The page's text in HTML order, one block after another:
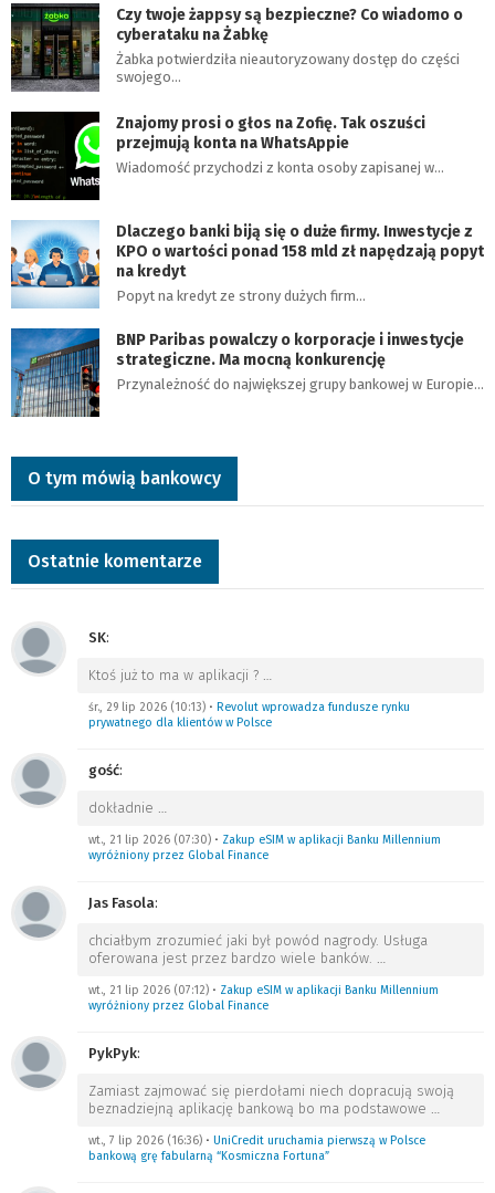
Czy twoje żappsy są bezpieczne? Co wiadomo o
cyberataku na Żabkę
Żabka potwierdziła nieautoryzowany dostęp do części
swojego…
Znajomy prosi o głos na Zofię. Tak oszuści
przejmują konta na WhatsAppie
Wiadomość przychodzi z konta osoby zapisanej w…
Dlaczego banki biją się o duże firmy. Inwestycje z
KPO o wartości ponad 158 mld zł napędzają popyt
na kredyt
Popyt na kredyt ze strony dużych firm…
BNP Paribas powalczy o korporacje i inwestycje
strategiczne. Ma mocną konkurencję
Przynależność do największej grupy bankowej w Europie…
O tym mówią bankowcy
Ostatnie komentarze
SK:
Ktoś już to ma w aplikacji ? …
śr., 29 lip 2026 (10:13) • Revolut wprowadza fundusze rynku
prywatnego dla klientów w Polsce
gość:
dokładnie …
wt., 21 lip 2026 (07:30) • Zakup eSIM w aplikacji Banku Millennium
wyróżniony przez Global Finance
Jas Fasola:
chciałbym zrozumieć jaki był powód nagrody. Usługa
oferowana jest przez bardzo wiele banków. …
wt., 21 lip 2026 (07:12) • Zakup eSIM w aplikacji Banku Millennium
wyróżniony przez Global Finance
PykPyk:
Zamiast zajmować się pierdołami niech dopracują swoją
beznadziejną aplikację bankową bo ma podstawowe …
wt., 7 lip 2026 (16:36) • UniCredit uruchamia pierwszą w Polsce
bankową grę fabularną “Kosmiczna Fortuna”